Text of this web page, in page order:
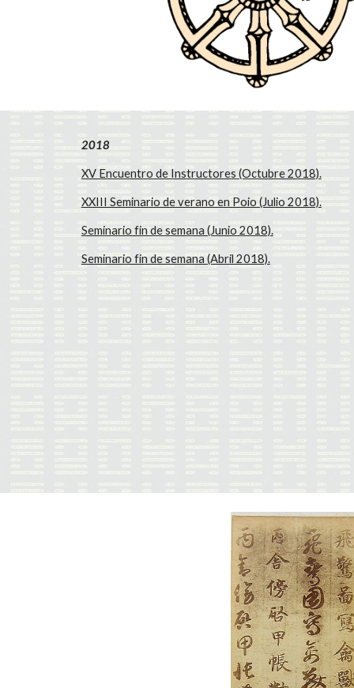
2018
XV Encuentro de Instructores (Octubre 2018).
XXIII Seminario de verano en Poio (Julio 2018).
Seminario fin de semana (Junio 2018).
Seminario fin de semana (Abril 2018).